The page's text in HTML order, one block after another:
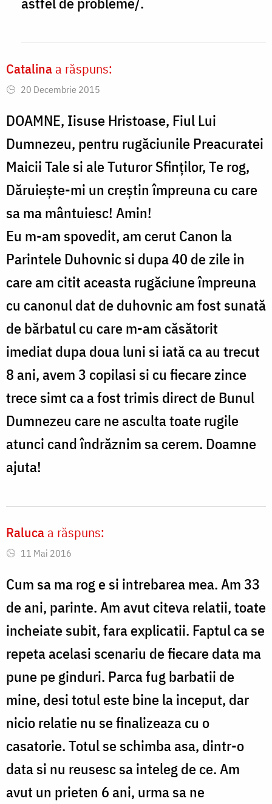
by
Mihail
Catalina a răspuns:
20 Decembrie 2015
DOAMNE, Iisuse Hristoase, Fiul Lui
Dumnezeu, pentru rugăciunile Preacuratei
Maicii Tale si ale Tuturor Sfinților, Te rog,
Dăruiește-mi un creștin împreuna cu care
sa ma mântuiesc! Amin!
Eu m-am spovedit, am cerut Canon la
Parintele Duhovnic si dupa 40 de zile in
care am citit aceasta rugăciune împreuna
cu canonul dat de duhovnic am fost sunată
de bărbatul cu care m-am căsătorit
imediat dupa doua luni si iată ca au trecut
8 ani, avem 3 copilasi si cu fiecare zince
trece simt ca a fost trimis direct de Bunul
Dumnezeu care ne asculta toate rugile
atunci cand îndrăznim sa cerem. Doamne
ajuta!
Raluca a răspuns:
11 Mai 2016
Cum sa ma rog e si intrebarea mea. Am 33
de ani, parinte. Am avut citeva relatii, toate
incheiate subit, fara explicatii. Faptul ca se
repeta acelasi scenariu de fiecare data ma
pune pe ginduri. Parca fug barbatii de
mine, desi totul este bine la inceput, dar
nicio relatie nu se finalizeaza cu o
casatorie. Totul se schimba asa, dintr-o
data si nu reusesc sa inteleg de ce. Am
avut un prieten 6 ani, urma sa ne